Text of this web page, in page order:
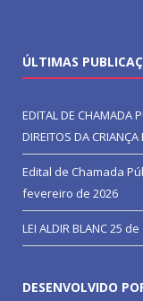
ÚLTIMAS
EDITAL DE CHAMADA
DIREITOS DA CRIANÇA
Edital de Chamada
fevereiro de 2026
LEI ALDIR BLANC25 de
DESENVOLVIDO